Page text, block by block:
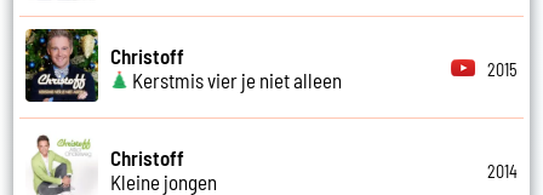
Christoff
Kerstmis vier je niet alleen
2015
Christoff
Kleine jongen
2014